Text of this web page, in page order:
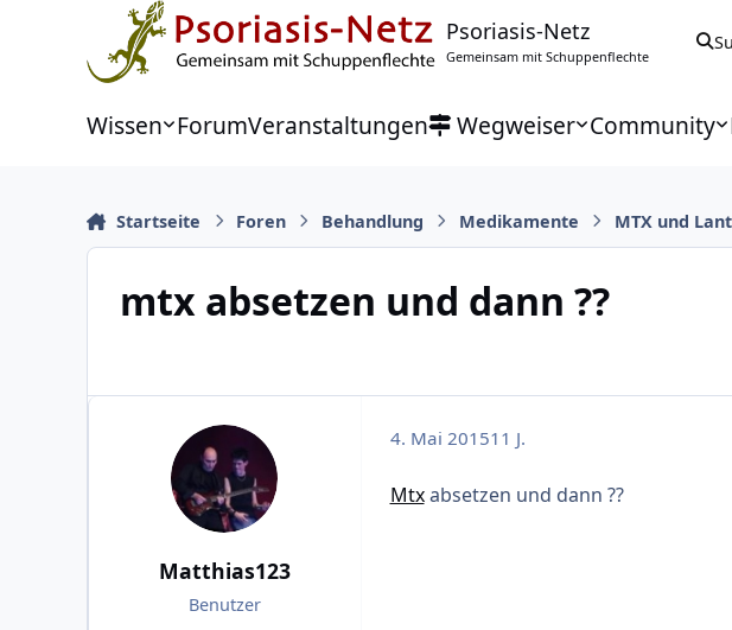
Zu Inhalt springen
Psoriasis-Netz
Gemeinsam mit Schuppenflechte
Wissen ForumVeranstaltungen Wegweiser Community
Startseite Foren Behandlung Medikamente MTX und
mtx absetzen und dann ??
Matthias123
Benutzer
4. Mai 201511 J.
Mtxabsetzen und dann ??